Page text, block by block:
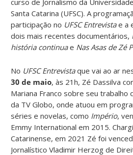
Santa Catarina (UFSC). A
participação no UFSC Entrevistae a
dois mais recentes documentários,
história continuae Nas Asas de Zé
No UFSC Entrevistaque vai ao ar
30 de maio, às 21h, Zé Dassilva
Mariana Franco sobre seu trabalho
da TV Globo, onde atuou em
séries e novelas, como Império,
Emmy International em 2015.
Catarinense, em 2021 Zé foi
Jornalístico Vladimir Herzog de